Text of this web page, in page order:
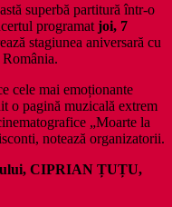
superbă partitură într-o
programat joi, 7
stagiunea aniversară cu
cele mai emoționante
o pagină muzicală extrem
„Moarte la
notează organizatorii.
CIPRIAN ȚUȚU,